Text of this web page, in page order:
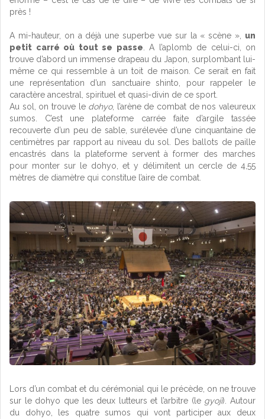
près !
A mi-hauteur, on a déjà une superbe vue sur la « scène », un
petit carré où tout se passe . A l’aplomb de celui-ci, on
trouve d’abord un immense drapeau du Japon, surplombant lui-
même ce qui ressemble à un toit de maison. Ce serait en fait
une représentation d’un sanctuaire shinto, pour rappeler le
caractère ancestral, spirituel et quasi-divin de ce sport.
Au sol, on trouve le dohyo, l’arène de combat de nos valeureux
sumos. C’est une plateforme carrée faite d’argile tassée
recouverte d’un peu de sable, surélevée d’une cinquantaine de
centimètres par rapport au niveau du sol. Des ballots de paille
encastrés dans la plateforme servent à former des marches
pour monter sur le dohyo, et y délimitent un cercle de 4,55
mètres de diamètre qui constitue l’aire de combat.
Lors d’un combat et du cérémonial qui le précède, on ne trouve
sur le dohyo que les deux lutteurs et l’arbitre (le gyoji). Autour
du dohyo, les quatre sumos qui vont participer aux deux